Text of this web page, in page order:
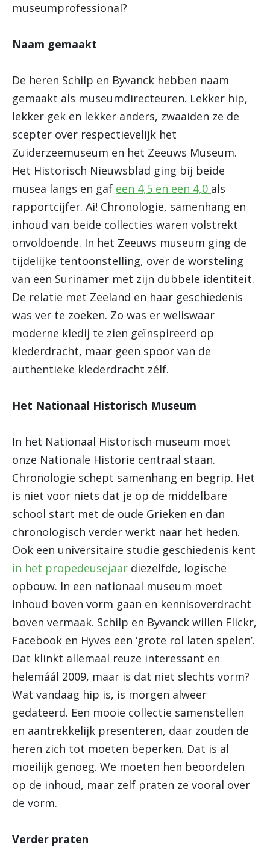
museumprofessional?
Naam gemaakt
De heren Schilp en Byvanck hebben naam
gemaakt als museumdirecteuren. Lekker hip,
lekker gek en lekker anders, zwaaiden ze de
scepter over respectievelijk het
Zuiderzeemuseum en het Zeeuws Museum.
Het Historisch Nieuwsblad ging bij beide
musea langs en gaf een 4,5 en een 4,0 als
rapportcijfer. Ai! Chronologie, samenhang en
inhoud van beide collecties waren volstrekt
onvoldoende. In het Zeeuws museum ging de
tijdelijke tentoonstelling, over de worsteling
van een Surinamer met zijn dubbele identiteit.
De relatie met Zeeland en haar geschiedenis
was ver te zoeken. Zo was er weliswaar
moderne kledij te zien geïnspireerd op
klederdracht, maar geen spoor van de
authentieke klederdracht zélf.
Het Nationaal Historisch Museum
In het Nationaal Historisch museum moet
onze Nationale Historie centraal staan.
Chronologie schept samenhang en begrip. Het
is niet voor niets dat je op de middelbare
school start met de oude Grieken en dan
chronologisch verder werkt naar het heden.
Ook een universitaire studie geschiedenis kent
in het propedeusejaar diezelfde, logische
opbouw. In een nationaal museum moet
inhoud boven vorm gaan en kennisoverdracht
boven vermaak. Schilp en Byvanck willen Flickr,
Facebook en Hyves een ‘grote rol laten spelen’.
Dat klinkt allemaal reuze interessant en
helemáál 2009, maar is dat niet slechts vorm?
Wat vandaag hip is, is morgen alweer
gedateerd. Een mooie collectie samenstellen
en aantrekkelijk presenteren, daar zouden de
heren zich tot moeten beperken. Dat is al
moeilijk genoeg. We moeten hen beoordelen
op de inhoud, maar zelf praten ze vooral over
de vorm.
Verder praten